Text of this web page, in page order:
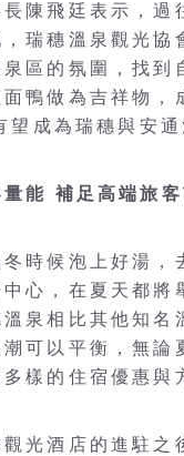
陳飛廷表示，
瑞穗溫泉觀光協
區的氛圍，找
鴨做為吉祥物
成為瑞穗與安通
能 補足高端旅客
時候泡上好湯
心，在夏天都將
泉相比其他知
可以平衡，無論
樣的住宿優惠與
光酒店的進駐